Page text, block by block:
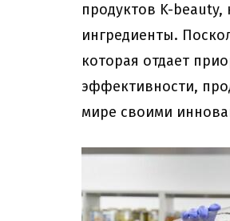
продуктов K-
ингредиенты.
которая отдает
эффективности,
мире своими